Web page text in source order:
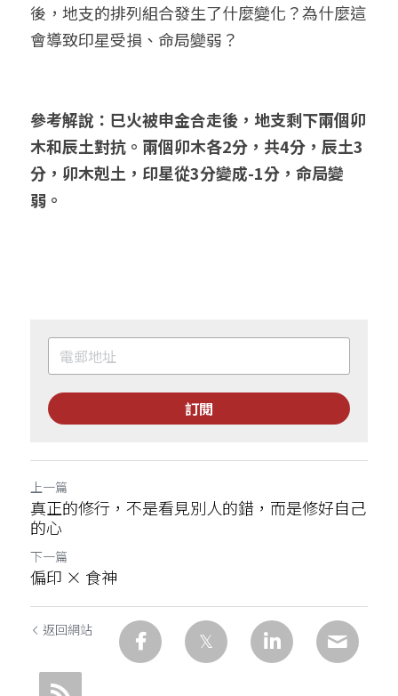
後，地支的排列組合發生了什麼變化？為什麼這
會導致印星受損、命局變弱？
參考解說：巳火被申金合走後，地支剩下兩個卯
木和辰土對抗。兩個卯木各2分，共4分，辰土3
分，卯木剋土，印星從3分變成-1分，命局變
弱。
訂閱
上一篇
真正的修行，不是看見別人的錯，而是修好自己
的心
下一篇
偏印 × 食神
返回網站